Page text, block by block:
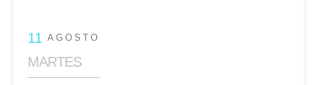
11 AGOSTO
MARTES